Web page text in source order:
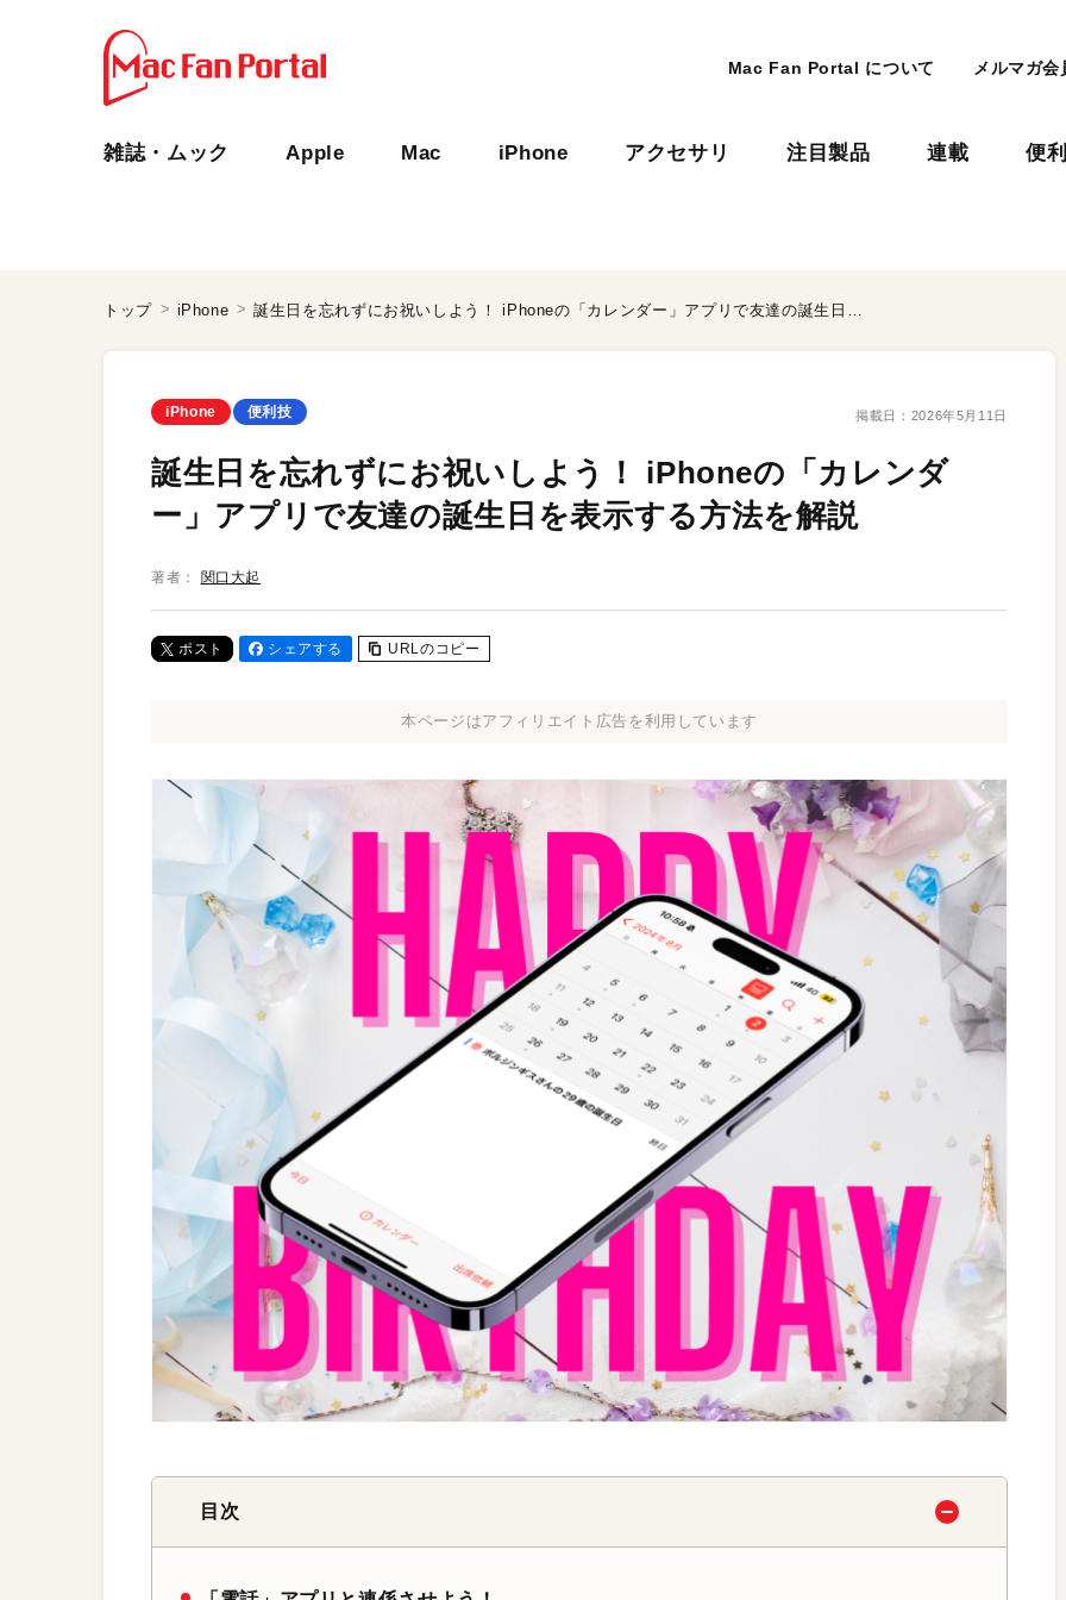
Mac Fan Portal について メルマガ会
雑誌・ムック Apple Mac iPhone アクセサリ 注目製品 連載 便
トップ iPhone 誕生日を忘れずにお祝いしよう！ iPhoneの「カレンダー」アプリで友達の誕生日を表示する方法を解説
iPhone 便利技 掲載日： 2026年5月11日
誕生日を忘れずにお祝いしよう！ iPhoneの「カレンダ
ー」アプリで友達の誕生日を表示する方法を解説
著者： 関口大起
ポスト シェアする URLのコピー
本ページはアフィリエイト広告を利用しています
目次